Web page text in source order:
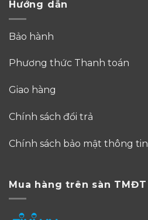
Hướng dẫn
Bảo hành
Phương thức Thanh toán
Giao hàng
Chính sách đổi trả
Chính sách bảo mật thông tin
Mua hàng trên sàn TMĐT